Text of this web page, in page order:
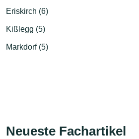
Eriskirch (6)
Kißlegg (5)
Markdorf (5)
Neueste Fachartikel